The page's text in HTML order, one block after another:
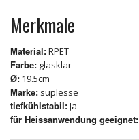
Merkmale
Material:RPET
Farbe: glasklar
Ø: 19.5cm
Marke: suplesse
tiefkühlstabil:Ja
für Heissanwendung geeignet: